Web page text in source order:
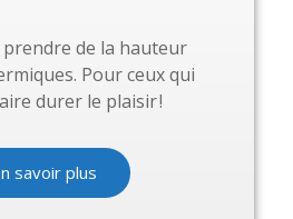
de la hauteur
Pour ceux qui
durer le plaisir !
savoir plus